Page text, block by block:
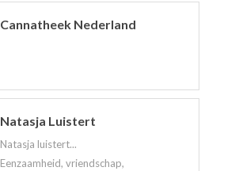
Cannatheek Nederland
Natasja Luistert
Natasja luistert...
Eenzaamheid, vriendschap,